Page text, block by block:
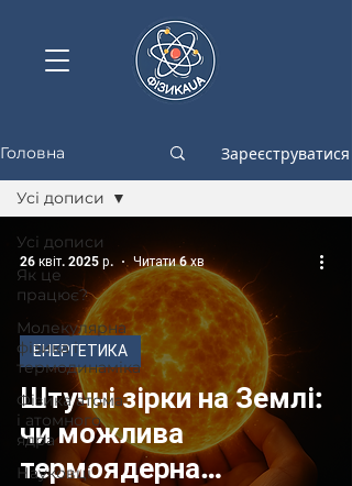
Головна Зареєструватися
Усі дописи
Як це
працює?
Молекулярна
фізика і
термодинаміка
Фізика атома
і атомного
ядра
Науковці
Усі дописи
Штучні зірки на Землі:
чи можлива
термоядерна
ЕНЕРГЕТИКА
26 квіт. 2025 р. Читати 6 хв